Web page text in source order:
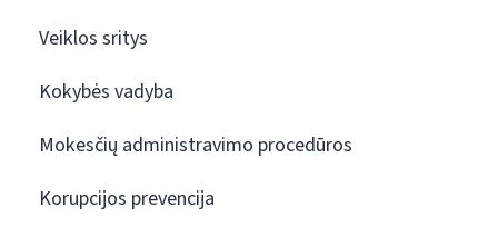
Veiklos sritys
Kokybės vadyba
Mokesčių administravimo procedūros
Korupcijos prevencija